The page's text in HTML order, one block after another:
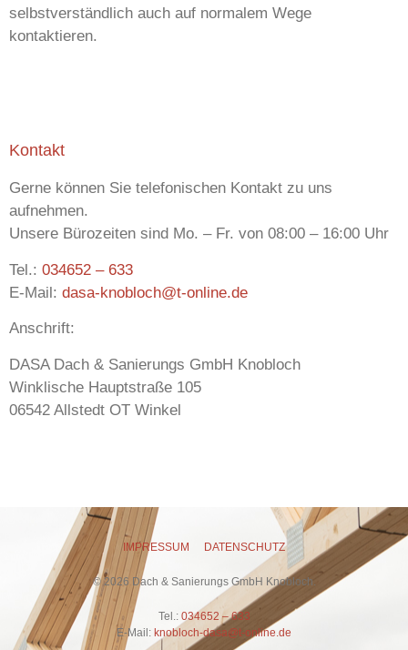
selbstverständlich auch auf normalem Wege
kontaktieren.
Kontakt
Gerne können Sie telefonischen Kontakt zu uns
aufnehmen.
Unsere Bürozeiten sind Mo. – Fr. von 08:00 – 16:00 Uhr
Tel.: 034652 – 633
E-Mail: dasa-knobloch@t-online.de
Anschrift:
DASA Dach & Sanierungs GmbH Knobloch
Winklische Hauptstraße 105
06542 Allstedt OT Winkel
IMPRESSUM DATENSCHUTZ
© 2026 Dach & Sanierungs GmbH Knobloch.
Tel.: 034652 – 633
E-Mail: knobloch-dasa@t-online.de